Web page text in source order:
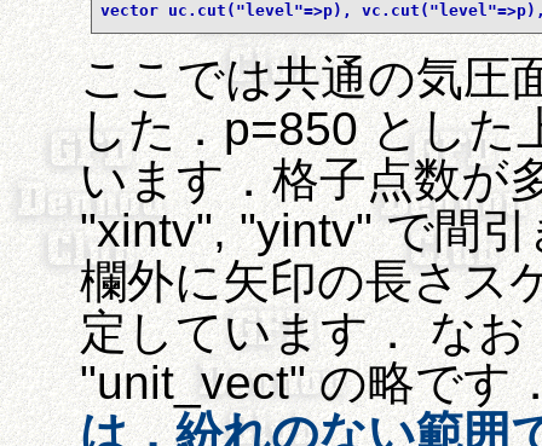
vector uc.cut("level"=>p),
ここでは共通の気圧
した．p=850 とした
います．格子点数が
"xintv", "yintv" で間
欄外に矢印の長さス
定しています． な
"unit_vect" の略です
は，紛れのない範囲